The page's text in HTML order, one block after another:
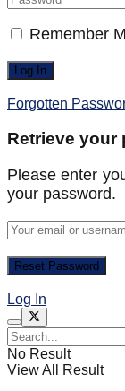
Remember
Forgotten
Retrieve your
Please enter
your password.
Log In
No Result
View All Result